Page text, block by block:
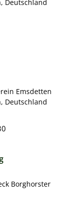
Deutschland
Emsdetten
Deutschland
Borghorster